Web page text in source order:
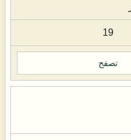
19
تصفح